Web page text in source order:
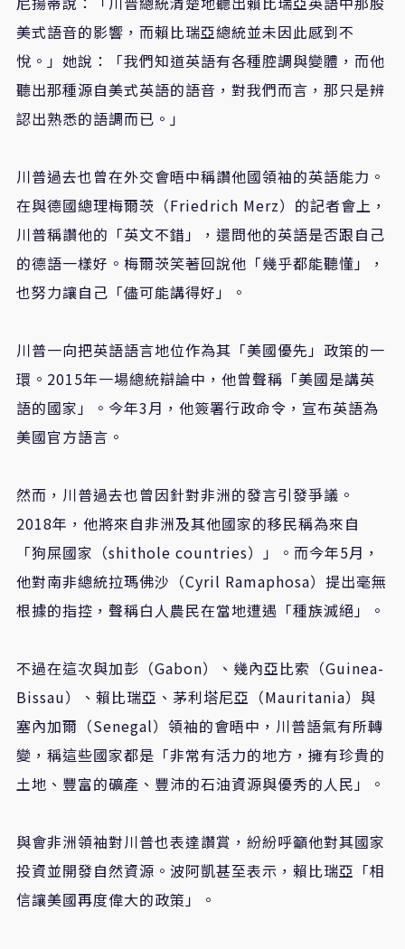
美式語音的影響，而賴比瑞亞總統並未因此感到不
悅。」她說：「我們知道英語有各種腔調與變體，而他
聽出那種源自美式英語的語音，對我們而言，那只是辨
認出熟悉的語調而已。」
川普過去也曾在外交會晤中稱讚他國領袖的英語能力。
在與德國總理梅爾茨（Friedrich Merz）的記者會上，
川普稱讚他的「英文不錯」，還問他的英語是否跟自己
的德語一樣好。梅爾茨笑著回說他「幾乎都能聽懂」，
也努力讓自己「儘可能講得好」。
川普一向把英語語言地位作為其「美國優先」政策的一
環。2015年一場總統辯論中，他曾聲稱「美國是講英
語的國家」。今年3月，他簽署行政命令，宣布英語為
美國官方語言。
然而，川普過去也曾因針對非洲的發言引發爭議。
2018年，他將來自非洲及其他國家的移民稱為來自
「狗屎國家（shithole countries）」。而今年5月，
他對南非總統拉瑪佛沙（Cyril Ramaphosa）提出毫無
根據的指控，聲稱白人農民在當地遭遇「種族滅絕」。
不過在這次與加彭（Gabon）、幾內亞比索（Guinea-
Bissau）、賴比瑞亞、茅利塔尼亞（Mauritania）與
塞內加爾（Senegal）領袖的會晤中，川普語氣有所轉
變，稱這些國家都是「非常有活力的地方，擁有珍貴的
土地、豐富的礦產、豐沛的石油資源與優秀的人民」。
與會非洲領袖對川普也表達讚賞，紛紛呼籲他對其國家
投資並開發自然資源。波阿凱甚至表示，賴比瑞亞「相
信讓美國再度偉大的政策」。